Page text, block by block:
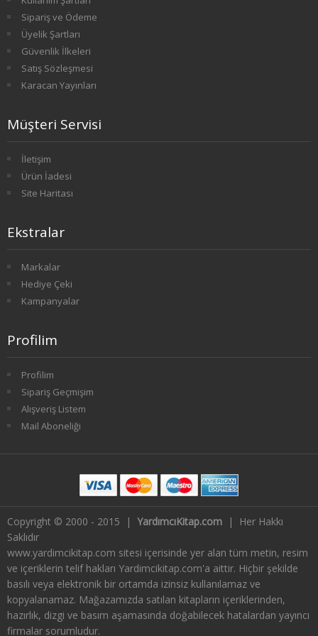
1. SINIF 2. YARIYIL FELSEFE
2. SINIF 3. YARIYIL FELSEFE
2. SINIF 4. YARIYIL FELSEFE
3. SINIF 5. YARIYIL FELSEFE
4. SINIF 7. YARIYIL FELSEFE
1. SINIF 2. YARIYIL HAVACILIK
2. SINIF 3. YARIYIL HAVACILIK
2. SINIF 4. YARIYIL HAVACILIK
3. SINIF 5. YARIYIL HAVACILIK
3. SINIF 6. YARIYIL HAVACILIK
4. SINIF 8. YARIYIL HAVACILIK
HALKLA İLİŞKİLER VE REKLAMCILIK
1. SINIF 1. YARIYIL HALKLA İLİŞKİLER
1. SINIF 2. YARIYIL HALKLA İLİŞKİLER
2. SINIF 3. YARIYIL HALKLA İLİŞKİLER
Sipariş ve Ödeme
Üyelik Şartları
Güvenlik İlkeleri
Satış Sözleşmesi
Karacan Yayınları
Müşteri Servisi
İletişim
Ürün İadesi
Site Haritası
Ekstralar
Markalar
Hediye Çeki
Kampanyalar
Profilim
Profilim
Sipariş Geçmişim
Alışveriş Listem
Mail Aboneliği
Copyright © 2000 - 2015 | YardımcıKitap.com
| Her Hakkı
Saklıdır
www.yardimcikitap.com sitesi içerisinde yer alan tüm metin, resim
ve içeriklerin telif hakları Yardimcikitap.com'a aittir. Hiçbir şekilde
basılı veya elektronik bir ortamda izinsiz kullanılamaz ve
kopyalanamaz. Mağazamızda satılan kitapların içeriklerinden,
hazırlık, dizgi ve basım aşamasında doğabilecek hatalardan yayıncı
firmalar sorumludur.